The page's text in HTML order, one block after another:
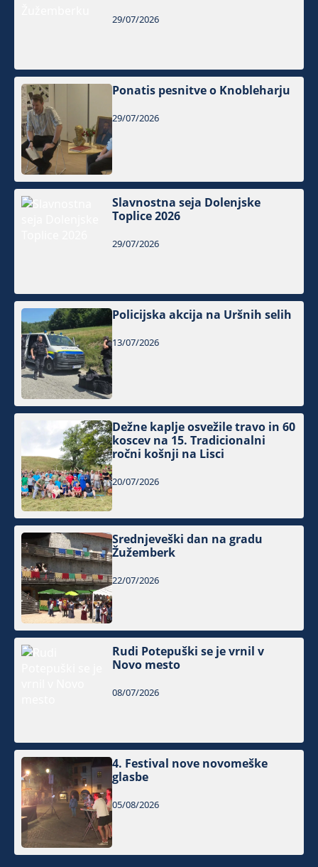
29/07/2026
Ponatis pesnitve o Knobleharju
29/07/2026
Slavnostna seja Dolenjske
Toplice 2026
29/07/2026
Policijska akcija na Uršnih selih
13/07/2026
Dežne kaplje osvežile travo in 60
koscev na 15. Tradicionalni
ročni košnji na Lisci
20/07/2026
Srednjeveški dan na gradu
Žužemberk
22/07/2026
Rudi Potepuški se je vrnil v
Novo mesto
08/07/2026
4. Festival nove novomeške
glasbe
05/08/2026